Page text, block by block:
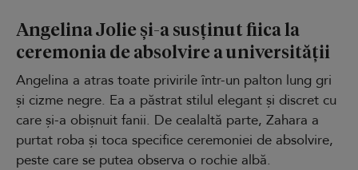
Angelina Jolie și-a susținut fiica la
ceremonia de absolvire a universității
Angelina a atras toate privirile într-un palton lung gri
și cizme negre. Ea a păstrat stilul elegant și discret cu
care și-a obișnuit fanii. De cealaltă parte, Zahara a
purtat roba și toca specifice ceremoniei de absolvire,
peste care se putea observa o rochie albă.